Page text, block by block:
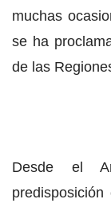
muchas
se ha
de las
Desde el